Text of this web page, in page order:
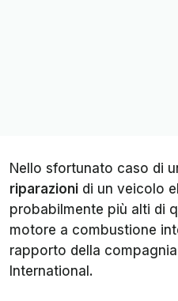
Nello sfortunato caso di
riparazioni di un veicolo
probabilmente più alti di
motore a combustione
rapporto della
International.